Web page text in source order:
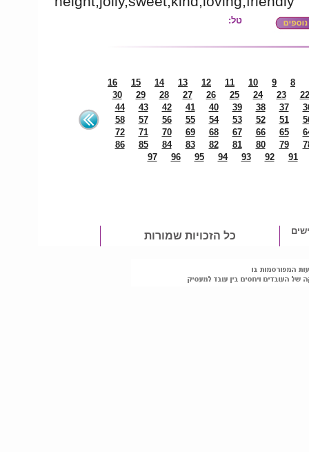
טל:
8
9
10
11
12
13
14
15
16
22
23
24
25
26
27
28
29
30
37
38
39
40
41
42
43
44
51
52
53
54
55
56
57
58
65
66
67
68
69
70
71
72
79
80
81
82
83
84
85
86
91
92
93
94
95
96
97
כל הזכויות שמורות